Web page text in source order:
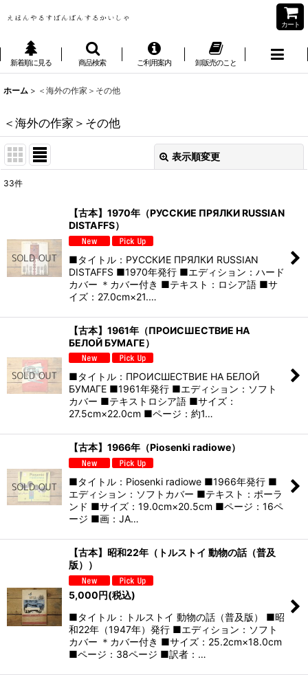
カート
新着順に見る 商品検索 ご利用案内 卸販売のこと
ホーム > ＜海外の作家＞その他
＜海外の作家＞その他
表示順変更
絞り込む
33件
【古本】1970年（РУССКИЕ ПРЯЛКИ RUSSIAN
DISTAFFS）
■タイトル：РУССКИЕ ПРЯЛКИ RUSSIAN
DISTAFFS ■1970年発行 ■エディション：ハード
カバー ＊カバー付き ■テキスト：ロシア語 ■サ
イズ：27.0cm×21.…
【古本】1961年（ПРОИСШЕСТВИЕ НА
БЕЛОЙ БУМАГЕ）
■タイトル：ПРОИСШЕСТВИЕ НА БЕЛОЙ
БУМАГЕ ■1961年発行 ■エディション：ソフト
カバー ■テキストロシア語 ■サイズ：
27.5cm×22.0cm ■ページ：約1…
【古本】1966年（Piosenki radiowe）
■タイトル：Piosenki radiowe ■1966年発行 ■
エディション：ソフトカバー ■テキスト：ポーラ
ンド ■サイズ：19.0cm×20.5cm ■ページ：16ペ
ージ ■画：JA…
【古本】昭和22年（トルストイ 動物の話（普及
版））
5,000円(税込)
■タイトル：トルストイ 動物の話（普及版） ■昭
和22年（1947年）発行 ■エディション：ソフト
カバー ＊カバー付き ■サイズ：25.2cm×18.0cm
■ページ：38ページ ■訳者：…